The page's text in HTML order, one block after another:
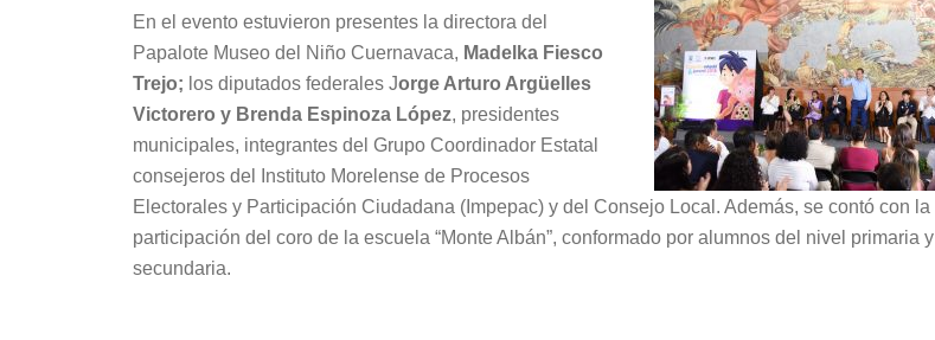
En el evento estuvieron presentes la directora del
Papalote Museo del Niño Cuernavaca, Madelka Fiesco
Trejo; los diputados federales Jorge Arturo Argüelles
Victorero y Brenda Espinoza López, presidentes
municipales, integrantes del Grupo Coordinador Estatal
consejeros del Instituto Morelense de Procesos
Electorales y Participación Ciudadana (Impepac) y del Consejo Local. Además, se contó con la
participación del coro de la escuela “Monte Albán”, conformado por alumnos del nivel primaria y
secundaria.